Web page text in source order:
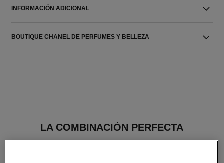
INFORMACIÓN ADICIONAL
BOUTIQUE CHANEL DE PERFUMES Y BELLEZA
LA COMBINACIÓN PERFECTA